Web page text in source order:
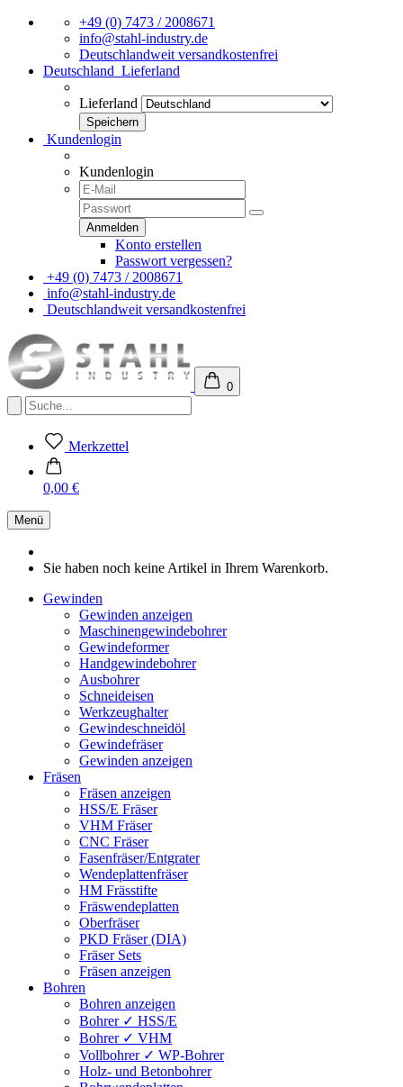
+49 (0) 7473 / 2008671
info@stahl-industry.de
Deutschlandweit versandkostenfrei
Deutschland Lieferland
Lieferland
Kundenlogin
Kundenlogin
Konto erstellen
Passwort vergessen?
+49 (0) 7473 / 2008671
info@stahl-industry.de
Deutschlandweit versandkostenfrei
0
Merkzettel
0,00 €
Menü
Sie haben noch keine Artikel in Ihrem Warenkorb.
Gewinden
Gewinden anzeigen
Maschinengewindebohrer
Gewindeformer
Handgewindebohrer
Ausbohrer
Schneideisen
Werkzeughalter
Gewindeschneidöl
Gewindefräser
Gewinden anzeigen
Fräsen
Fräsen anzeigen
HSS/E Fräser
VHM Fräser
CNC Fräser
Fasenfräser/Entgrater
Wendeplattenfräser
HM Frässtifte
Fräswendeplatten
Oberfräser
PKD Fräser (DIA)
Fräser Sets
Fräsen anzeigen
Bohren
Bohren anzeigen
Bohrer ✓ HSS/E
Bohrer ✓ VHM
Vollbohrer ✓ WP-Bohrer
Holz- und Betonbohrer